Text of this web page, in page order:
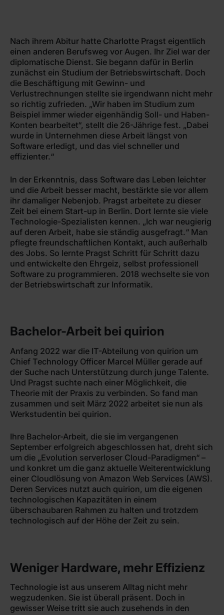
Nach ihrem Abitur hatte Charlotte Pragst eigentlich
einen anderen Berufsweg vor Augen. Ihr Ziel war der
diplomatische Dienst. Sie begann dafür in Berlin
zunächst ein Studium der Betriebswirtschaft. Doch
die Beschäftigung mit Gewinn- und
Verlustrechnungen stellte sie irgendwann nicht mehr
so richtig zufrieden. „Wir haben im Studium zum
Beispiel immer wieder eigenhändig Soll- und Haben-
Konten bearbeitet“, stellt die 26-Jährige fest. „Dabei
wurde in Unternehmen diese Arbeit längst von
Software erledigt, und das viel schneller und
effizienter.“
In der Erkenntnis, dass Software das Leben leichter
und die Arbeit besser macht, bestärkte sie vor allem
ihr damaliger Nebenjob. Pragst arbeitete zu dieser
Zeit bei einem Start-up in Berlin. Dort lernte sie viele
Technologie-Spezialisten kennen. „Ich war neugierig
auf deren Arbeit, habe sie ständig ausgefragt.“ Man
pflegte freundschaftlichen Kontakt, auch außerhalb
des Jobs. So lernte Pragst Schritt für Schritt dazu
und entwickelte den Ehrgeiz, selbst professionell
Software zu programmieren. 2018 wechselte sie von
der Betriebswirtschaft zur Informatik.
Bachelor-Arbeit bei quirion
Anfang 2022 war die IT-Abteilung von quirion um
Chief Technology Officer Marcel Müller gerade auf
der Suche nach Unterstützung durch junge Talente.
Und Pragst suchte nach einer Möglichkeit, die
Theorie mit der Praxis zu verbinden. So fand man
zusammen und seit März 2022 arbeitet sie nun als
Werkstudentin bei quirion.
Ihre Bachelor-Arbeit, die sie im vergangenen
September erfolgreich abgeschlossen hat, dreht sich
um die „Evolution serverloser Cloud-Paradigmen“ –
und konkret um die ganz aktuelle Weiterentwicklung
einer Cloudlösung von Amazon Web Services (AWS).
Deren Services nutzt auch quirion, um die eigenen
technologischen Kapazitäten in einem
überschaubaren Rahmen zu halten und trotzdem
technologisch auf der Höhe der Zeit zu sein.
Weniger Hardware, mehr Effizienz
Technologie ist aus unserem Alltag nicht mehr
wegzudenken. Sie ist überall präsent. Doch in
gewisser Weise tritt sie auch zusehends in den